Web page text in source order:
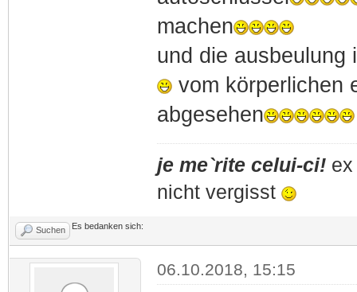
machen
und die ausbeulung
vom körperlichen
abgesehen
je me`rite celui-ci!ex
nicht vergisst
Suchen Es bedanken sich:
06.10.2018, 15:15